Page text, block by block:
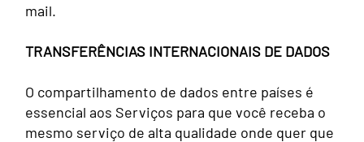
mail.
TRANSFERÊNCIAS INTERNACIONAIS DE DADOS
O compartilhamento de dados entre países é
essencial aos Serviços para que você receba o
mesmo serviço de alta qualidade onde quer que